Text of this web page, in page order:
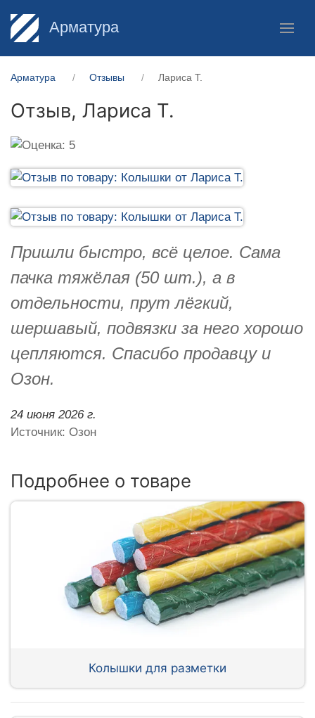
Арматура
Арматура Отзывы Лариса Т.
Отзыв, Лариса Т.
Пришли быстро, всё целое. Сама
пачка тяжёлая (50 шт.), а в
отдельности, прут лёгкий,
шершавый, подвязки за него хорошо
цепляются. Спасибо продавцу и
Озон.
24 июня 2026 г.
Источник: Озон
Подробнее о товаре
Колышки для разметки